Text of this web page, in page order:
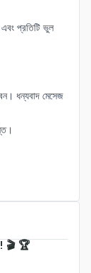
প্রতিটি ভুল
ধন্যবাদ মেসেজ
🏆